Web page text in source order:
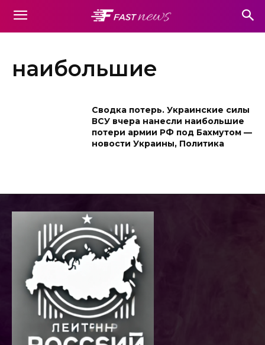
наибольшие
Сводка потерь. Украинские силы
ВСУ вчера нанесли наибольшие
потери армии РФ под Бахмутом —
новости Украины, Политика